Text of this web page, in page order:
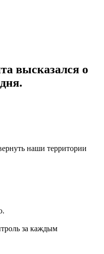
высказался о
наши территории
за каждым